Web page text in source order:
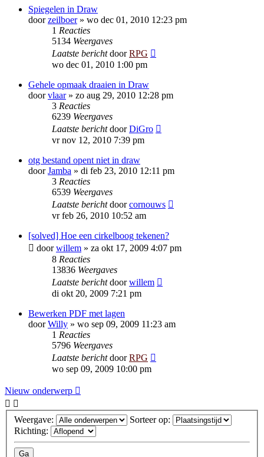
Spiegelen in Draw
doorzeilboer» wo dec 01, 2010 12:23 pm
1 Reacties
5134 Weergaves
Laatste berichtdoorRPG
wo dec 01, 2010 1:00 pm
Gehele opmaak draaien in Draw
doorvlaar» zo aug 29, 2010 12:28 pm
3 Reacties
6239 Weergaves
Laatste berichtdoorDiGro
vr nov 12, 2010 7:39 pm
otg bestand opent niet in draw
doorJamba » di feb 23, 2010 12:11 pm
3 Reacties
6539 Weergaves
Laatste berichtdoorcornouws
vr feb 26, 2010 10:52 am
[solved] Hoe een cirkelboog tekenen?
doorwillem » za okt 17, 2009 4:07 pm
8 Reacties
13836 Weergaves
Laatste berichtdoorwillem
di okt 20, 2009 7:21 pm
Bewerken PDF met lagen
doorWilly » wo sep 09, 2009 11:23 am
1 Reacties
5796 Weergaves
Laatste berichtdoorRPG
wo sep 09, 2009 10:00 pm
Nieuw onderwerp
Weergave:
Sorteer op:
Richting: